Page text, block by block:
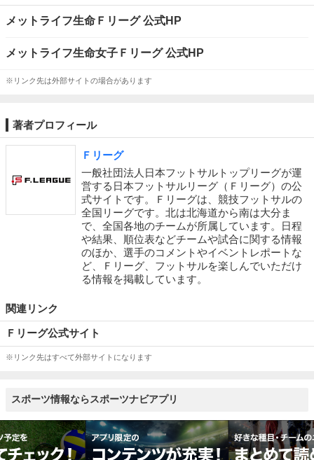
メットライフ生命Ｆリーグ 公式HP
メットライフ生命女子Ｆリーグ 公式HP
※リンク先は外部サイトの場合があります
著者プロフィール
Ｆリーグ
一般社団法人日本フットサルトップリーグが運
営する日本フットサルリーグ（Ｆリーグ）の公
式サイトです。Ｆリーグは、競技フットサルの
全国リーグです。北は北海道から南は大分ま
で、全国各地のチームが所属しています。日程
や結果、順位表などチームや試合に関する情報
のほか、選手のコメントやイベントレポートな
ど、Ｆリーグ、フットサルを楽しんでいただけ
る情報を掲載しています。
関連リンク
Ｆリーグ公式サイト
※リンク先はすべて外部サイトになります
スポーツ情報ならスポーツナビアプリ